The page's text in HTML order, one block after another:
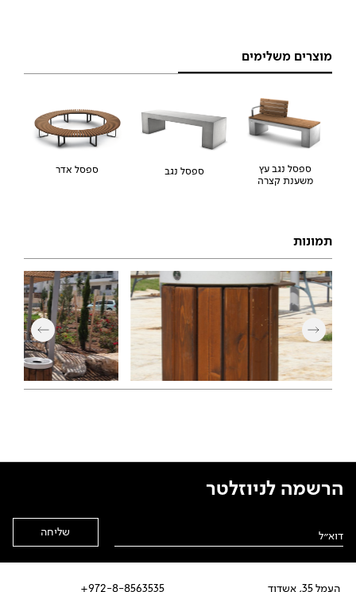
מוצרים משלימים
ספסל נגב עץ
משענת קצרה
ספסל נגב ספסל אדר
תמונות
העמל 35, אשדוד 972-8-8563535+
הרשמה לניוזלטר